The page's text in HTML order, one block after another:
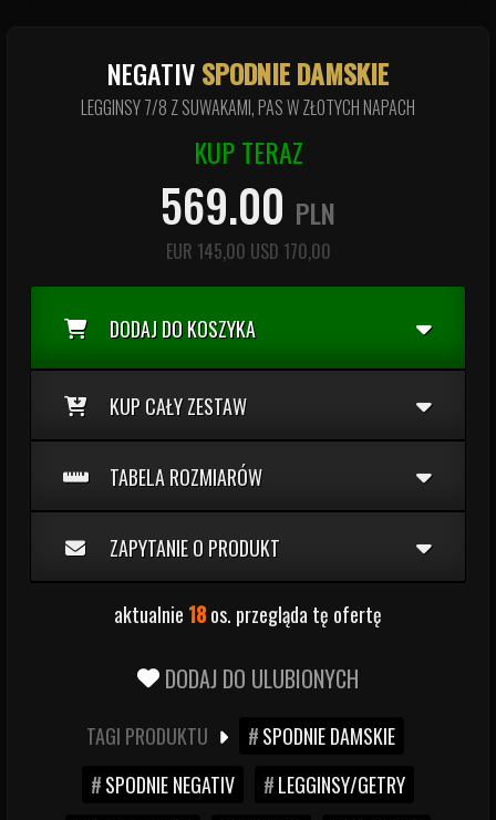
NEGATIVSPODNIE DAMSKIE
LEGGINSY 7/8 Z SUWAKAMI, PAS W ZŁOTYCH NAPACH
KUP TERAZ
569.00 PLN
EUR 145,00 USD 170,00
DODAJ DO KOSZYKA
KUP CAŁY ZESTAW
TABELA ROZMIARÓW
ZAPYTANIE O PRODUKT
aktualnie 18os. przegląda tę ofertę
DODAJ DO ULUBIONYCH
TAGI PRODUKTU
SPODNIE DAMSKIE
SPODNIE NEGATIV
LEGGINSY/GETRY